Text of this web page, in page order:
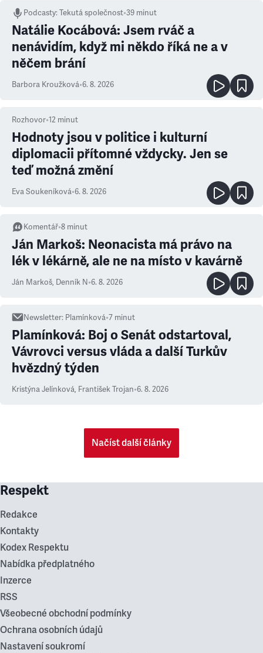
Podcasty:Tekutá společnost•39 minut
Natálie Kocábová: Jsem rváč a
nenávidím, když mi někdo říká ne a v
něčem brání
Barbora Kroužková•6. 8. 2026
Rozhovor•12 minut
Hodnoty jsou v politice i kulturní
diplomacii přítomné vždycky. Jen se
teď možná změní
Eva Soukeníková•6. 8. 2026
Komentář•8 minut
Ján Markoš: Neonacista má právo na
lék v lékárně, ale ne na místo v kavárně
Ján Markoš, Denník N•6. 8. 2026
Newsletter: Plamínková•7 minut
Plamínková: Boj o Senát odstartoval,
Vávrovci versus vláda a další Turkův
hvězdný týden
Kristýna Jelínková, František Trojan•6. 8. 2026
Načíst další články
Respekt
Redakce
Kontakty
Kodex Respektu
Nabídka předplatného
Inzerce
RSS
Všeobecné obchodní podmínky
Ochrana osobních údajů
Nastavení soukromí